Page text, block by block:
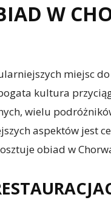
W
miejsc
kultura
wielu
aspektów jest
obiad w